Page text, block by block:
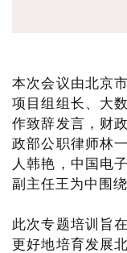
本次会议由北京
项目组组长、大
作致辞发言，财
政部公职律师林
人韩艳，中国电
副主任王为中围
此次专题培训旨
更好地培育发展